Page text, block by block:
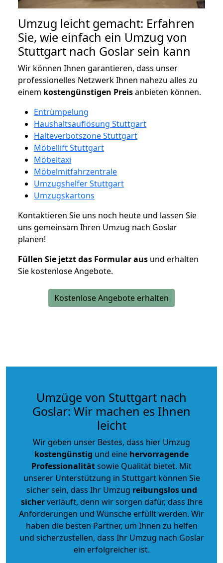
Umzug leicht gemacht: Erfahren
Sie, wie einfach ein Umzug von
Stuttgart nach Goslar sein kann
Wir können Ihnen garantieren, dass unser
professionelles Netzwerk Ihnen nahezu alles zu
einem kostengünstigen Preisanbieten können.
Entrümpelung
Haushaltsauflösung Stuttgart
Halteverbotszone Stuttgart
Möbellift Stuttgart
Möbeltaxi
Möbelmitfahrzentrale
Umzugshelfer Stuttgart
Umzugskartons
Kontaktieren Sie uns noch heute und lassen Sie
uns gemeinsam Ihren Umzug nach Goslar
planen!
Füllen Sie jetzt das Formular aus und erhalten
Sie kostenlose Angebote.
Kostenlose Angebote erhalten
Umzüge von Stuttgart nach
Goslar: Wir machen es Ihnen
leicht
Wir geben unser Bestes, dass hier Umzug
kostengünstig und eine hervorragende
Professionalitätsowie Qualität bietet. Mit
unserer Unterstützung in Stuttgart können Sie
sicher sein, dass Ihr Umzug reibungslos und
sicherverläuft, denn wir sorgen dafür, dass Ihre
Anforderungen und Wünsche erfüllt werden. Wir
haben die besten Partner, um Ihnen zu helfen
und sicherzustellen, dass Ihr Umzug nach Goslar
ein erfolgreicher ist.